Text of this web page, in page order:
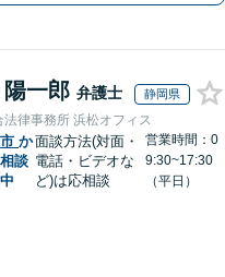
一郎 弁護士 静岡県
法律事務所 浜松オフィス
か
談
面談方法(対面・
電話・ビデオな
ど)は応相談
営業時間：0
9:30~17:30
（平日）